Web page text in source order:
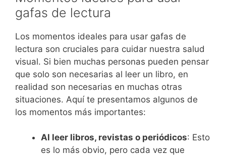
gafas de lectura
Los momentos ideales para usar gafas de
lectura son cruciales para cuidar nuestra salud
visual. Si bien muchas personas pueden pensar
que solo son necesarias al leer un libro, en
realidad son necesarias en muchas otras
situaciones. Aquí te presentamos algunos de
los momentos más importantes:
Al leer libros, revistas o periódicos: Esto
es lo más obvio, pero cada vez que